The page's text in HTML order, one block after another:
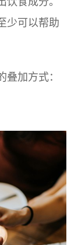
少可以帮助
加方式：